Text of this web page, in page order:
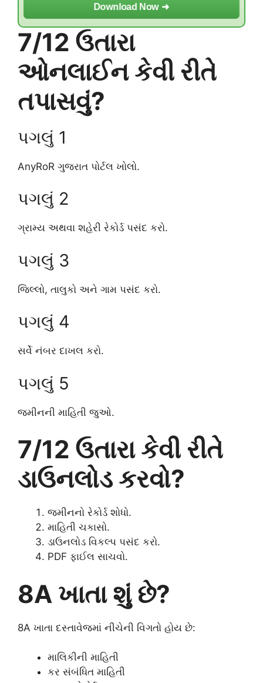
Download Now ➜
7/12 ઉતારા
ઓનલાઈન કેવી રીતે
તપાસવું?
પગલું 1
AnyRoR ગુજરાત પોર્ટલ ખોલો.
પગલું 2
ગ્રામ્ય અથવા શહેરી રેકોર્ડ પસંદ કરો.
પગલું 3
જિલ્લો, તાલુકો અને ગામ પસંદ કરો.
પગલું 4
સર્વે નંબર દાખલ કરો.
પગલું 5
જમીનની માહિતી જુઓ.
7/12 ઉતારા કેવી રીતે
ડાઉનલોડ કરવો?
જમીનનો રેકોર્ડ શોધો.
માહિતી ચકાસો.
ડાઉનલોડ વિકલ્પ પસંદ કરો.
PDF ફાઈલ સાચવો.
8A ખાતા શું છે?
8A ખાતા દસ્તાવેજમાં નીચેની વિગતો હોય છે:
માલિકીની માહિતી
કર સંબંધિત માહિતી